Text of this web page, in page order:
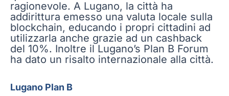
ragionevole. A Lugano, la città ha
addirittura emesso una valuta locale sulla
blockchain, educando i propri cittadini ad
utilizzarla anche grazie ad un cashback
del 10%. Inoltre il Lugano’s Plan B Forum
ha dato un risalto internazionale alla città.
Lugano Plan B